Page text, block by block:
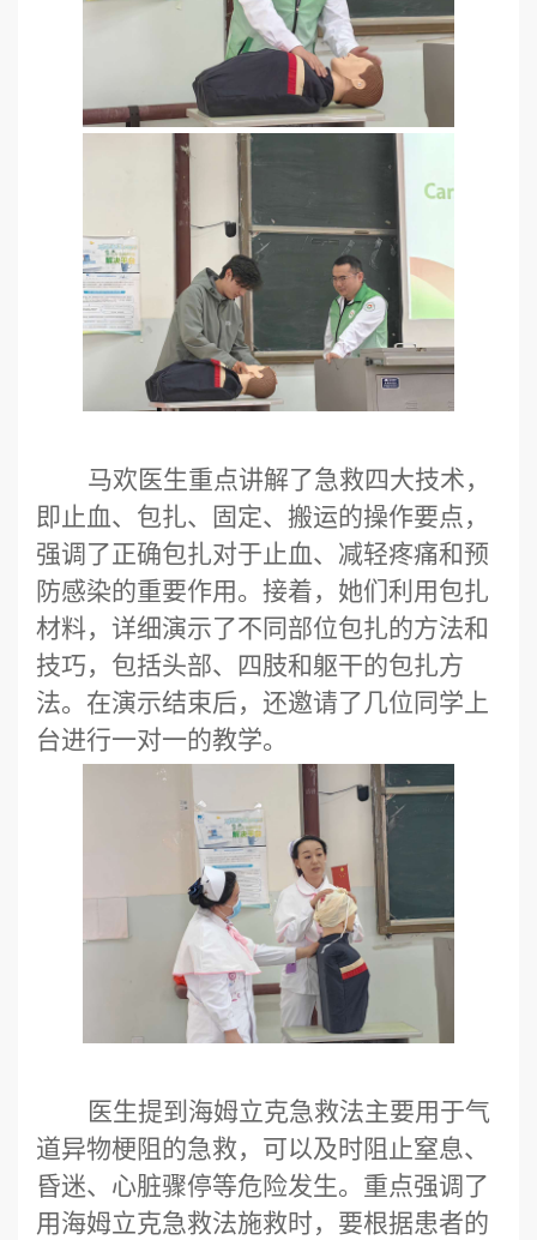
马欢医生重点讲解了急救四大技术，
即止血、包扎、固定、搬运的操作要点 ，
强调了正确包扎对于止血、减轻疼痛和预
防感染的重要作用。接着，她们利用包扎
材料，详细演示了不同部位包扎的方法和
技巧，包括头部、四肢和躯干的包扎方
法。在演示结束后，还邀请了几位同学上
台进行一对一的教学。
医生提到海姆立克急救法主要用于气
道异物梗阻的急救，可以及时阻止窒息、
昏迷、心脏骤停等危险发生。重点强调了
用海姆立克急救法施救时，要根据患者的